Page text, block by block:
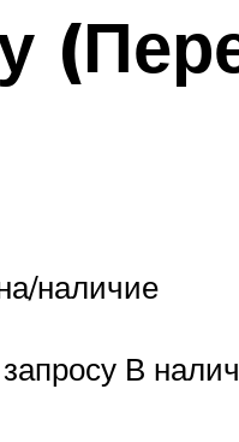
наличие
В